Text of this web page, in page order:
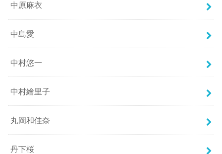
中原麻衣
中島愛
中村悠一
中村繪里子
丸岡和佳奈
丹下桜